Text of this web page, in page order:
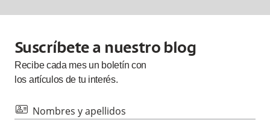
Suscríbete a nuestro blog
Recibe cada mesun boletín con
los artículos de tu interés.
id Nombres y apellidos